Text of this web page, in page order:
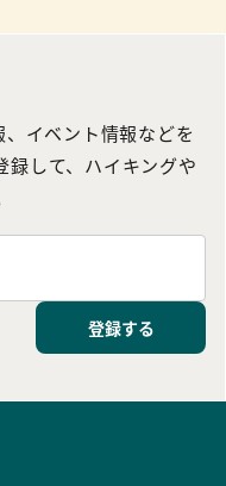
イベント情報などを
録して、ハイキングや
登録する